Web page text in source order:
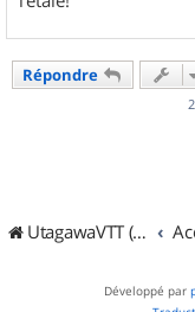
Répondre
UtagawaVTT (Randos VTT et VTTAE avec traces GPS)
Développé par